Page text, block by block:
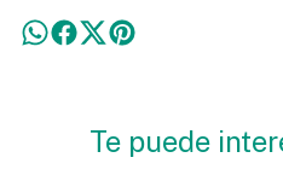
Te puede